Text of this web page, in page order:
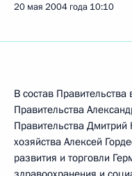
20 мая 2004 года 10:10
В состав
Правительства
Правительства
хозяйства Алексей
развития и торговли